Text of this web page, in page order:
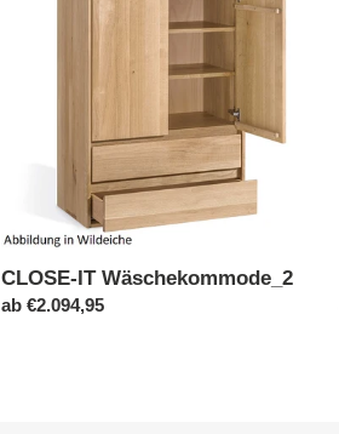
r
i
e
:
Wäschekommode_2
CLOSE-IT Wäschekommode_2
Normaler
ab €2.094,95